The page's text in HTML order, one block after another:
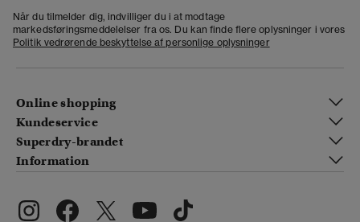
Når du tilmelder dig, indvilliger du i at modtage
markedsføringsmeddelelser fra os. Du kan finde flere oplysninger i vores
Politik vedrørende beskyttelse af personlige oplysninger
Online shopping
Kundeservice
Superdry-brandet
Information